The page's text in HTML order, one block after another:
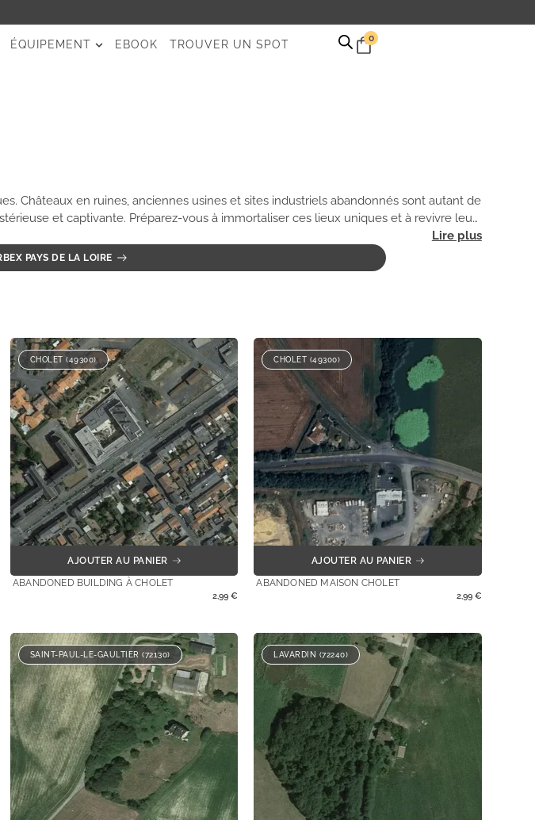
ÉQUIPEMENT EBOOK TROUVER UN SPOT
0
Châteaux en ruines, anciennes usines et sites industriels abandonnés sont autant de
et captivante. Préparez-vous à immortaliser ces lieux uniques et à revivre leur
PAYS DE LA LOIRE
CHOLET (49300)
AJOUTER AU PANIER
ABANDONED BUILDING À CHOLET
2,99€
CHOLET (49300)
AJOUTER AU PANIER
ABANDONED MAISON CHOLET
2,99 €
SAINT-PAUL-LE-GAULTIER (72130) LAVARDIN (72240)